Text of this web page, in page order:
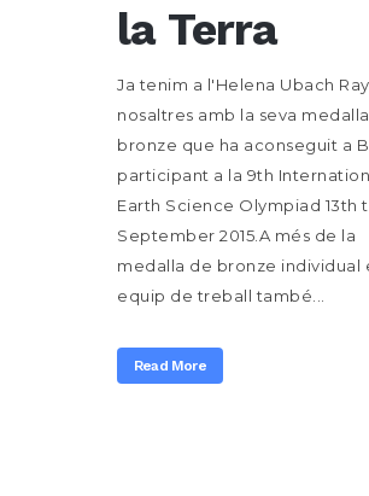
la Terra
Ja tenim a l'Helena Ubach
nosaltres amb la seva
bronze que ha aconseguit a
participant a la 9th
Earth Science Olympiad 13th
September 2015.A més de la
medalla de bronze individual
equip de treball també...
Read More